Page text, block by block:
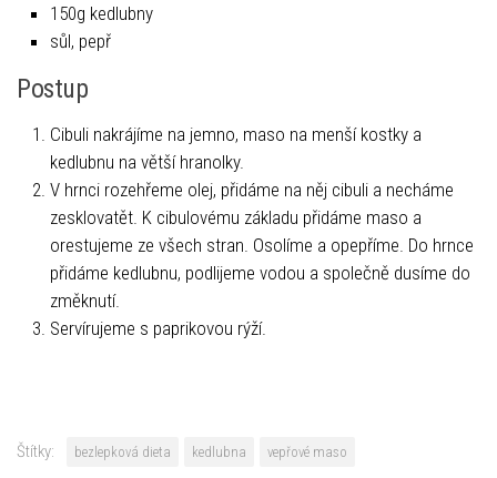
150g kedlubny
sůl, pepř
Postup
Cibuli nakrájíme na jemno, maso na menší kostky a
kedlubnu na větší hranolky.
V hrnci rozehřeme olej, přidáme na něj cibuli a necháme
zesklovatět. K cibulovému základu přidáme maso a
orestujeme ze všech stran. Osolíme a opepříme. Do hrnce
přidáme kedlubnu, podlijeme vodou a společně dusíme do
změknutí.
Servírujeme s paprikovou rýží.
Štítky: bezlepková dieta kedlubna vepřové maso